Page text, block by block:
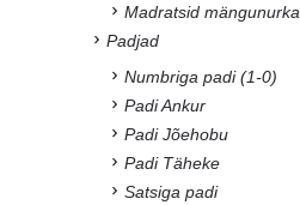
Madratsid mängunurka
Padjad
Numbriga padi (1-0)
Padi Ankur
Padi Jõehobu
Padi Täheke
Satsiga padi